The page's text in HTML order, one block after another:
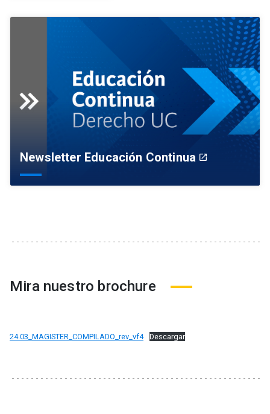
Newsletter Educación Continua launch
Mira nuestro brochure
24.03_MAGISTER_COMPILADO_rev_vf4 Descargar